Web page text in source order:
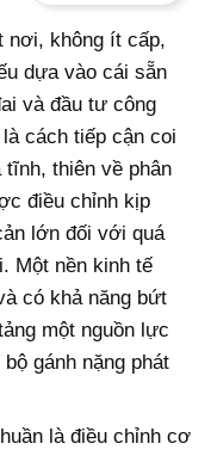
nơi, không ít cấp,
dựa vào cái sẵn
và đầu tư công
cách tiếp cận coi
thiên về phân
điều chỉnh kịp
lớn đối với quá
Một nền kinh tế
có khả năng bứt
một nguồn lực
gánh nặng phát
là điều chỉnh cơ